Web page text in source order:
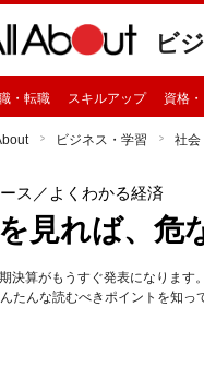
ビ
・転職 スキルアップ 資格
ビジネス・学習 社会
ス ／よくわかる経済
見れば、危
決算がもうすぐ発表になります
たんな読むべきポイントを知っ